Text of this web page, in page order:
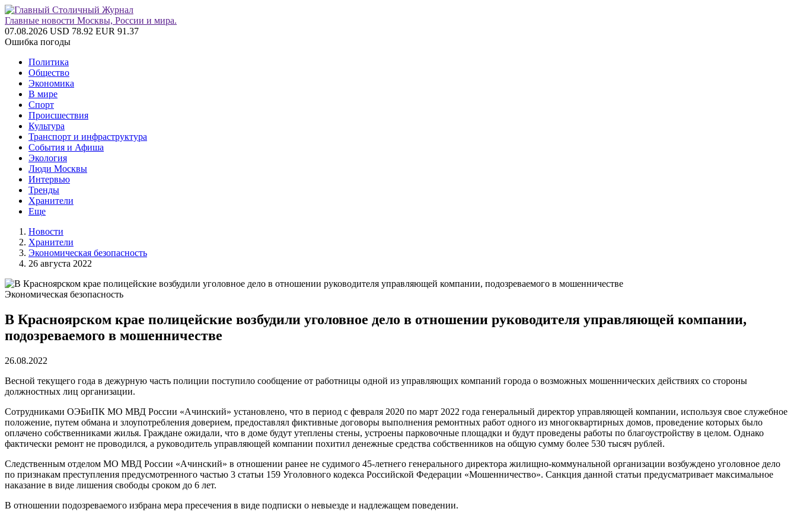
Главные новости Москвы, России и мира.
07.08.2026 USD 78.92 EUR 91.37
Ошибка погоды
Политика
Общество
Экономика
В мире
Спорт
Происшествия
Культура
Транспорт и инфраструктура
События и Афиша
Экология
Люди Москвы
Интервью
Тренды
Хранители
Еще
Новости
Хранители
Экономическая безопасность
26 августа 2022
Экономическая безопасность
В Красноярском крае полицейские возбудили уголовное дело в отношении руководителя управляющей компании,
подозреваемого в мошенничестве
26.08.2022
Весной текущего года в дежурную часть полиции поступило сообщение от работницы одной из управляющих компаний города о возможных мошеннических действиях со стороны
должностных лиц организации.
Сотрудниками ОЭБиПК МО МВД России «Ачинский» установлено, что в период с февраля 2020 по март 2022 года генеральный директор управляющей компании, используя свое служебное
положение, путем обмана и злоупотребления доверием, предоставлял фиктивные договоры выполнения ремонтных работ одного из многоквартирных домов, проведение которых было
оплачено собственниками жилья. Граждане ожидали, что в доме будут утеплены стены, устроены парковочные площадки и будут проведены работы по благоустройству в целом. Однако
фактически ремонт не проводился, а руководитель управляющей компании похитил денежные средства собственников на общую сумму более 530 тысяч рублей.
Следственным отделом МО МВД России «Ачинский» в отношении ранее не судимого 45-летнего генерального директора жилищно-коммунальной организации возбуждено уголовное дело
по признакам преступления предусмотренного частью 3 статьи 159 Уголовного кодекса Российской Федерации «Мошенничество». Санкция данной статьи предусматривает максимальное
наказание в виде лишения свободы сроком до 6 лет.
В отношении подозреваемого избрана мера пресечения в виде подписки о невыезде и надлежащем поведении.